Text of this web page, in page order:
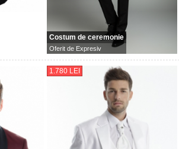
Costum de ceremonie
Oferit de Expresiv
1.780 LEI